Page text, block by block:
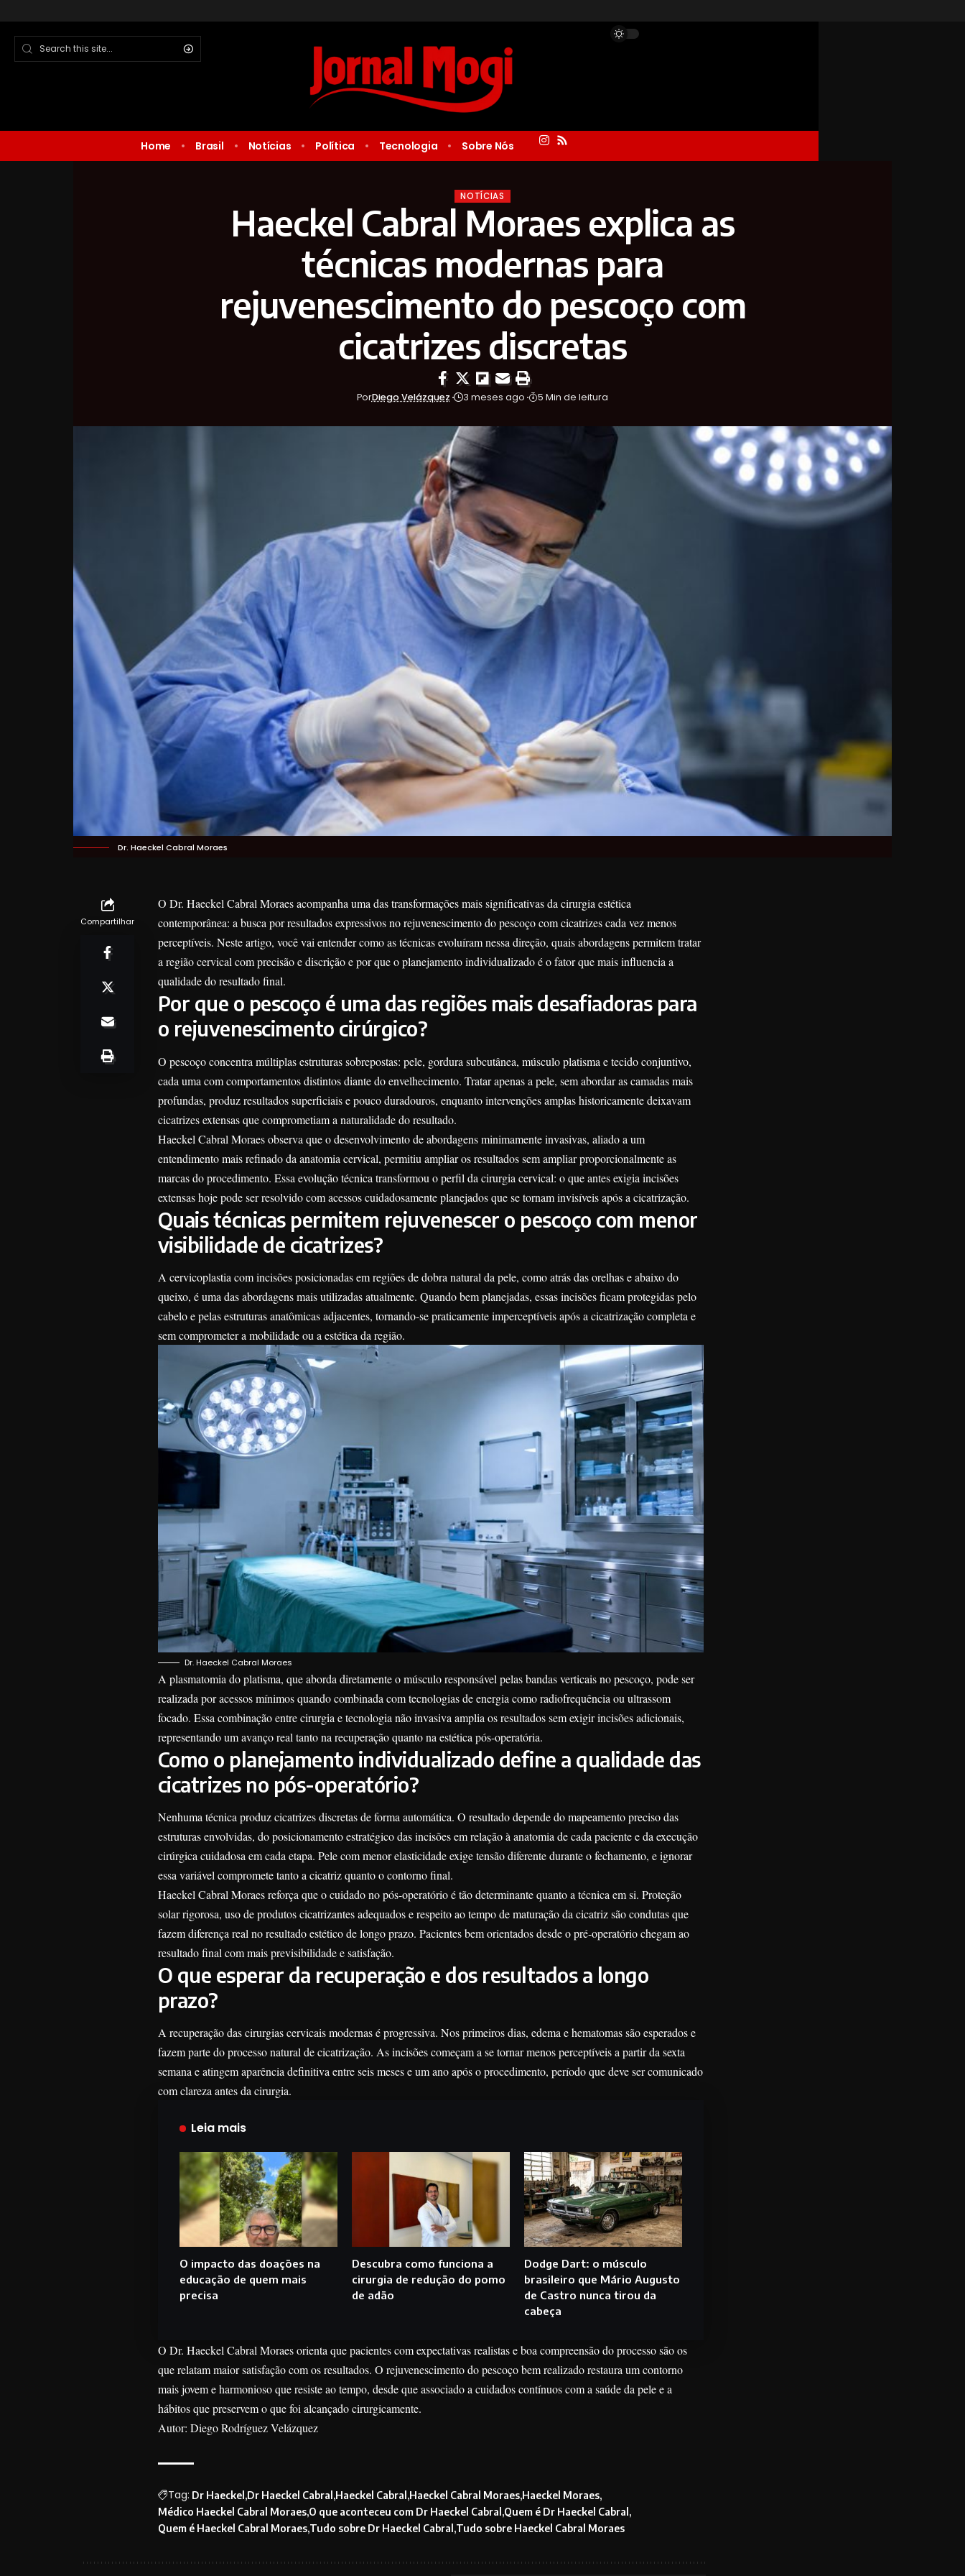
Home Brasil Notícias Política Tecnologia Sobre Nós
NOTÍCIAS
Haeckel Cabral Moraes explica as
técnicas modernas para
rejuvenescimento do pescoço com
cicatrizes discretas
PorDiego Velázquez 3 meses ago 5 Min de leitura
Dr. Haeckel Cabral Moraes
Compartilhar
O Dr. Haeckel Cabral Moraes acompanha uma das transformações mais significativas da cirurgia estética
contemporânea: a busca por resultados expressivos no rejuvenescimento do pescoço com cicatrizes cada vez menos
perceptíveis. Neste artigo, você vai entender como as técnicas evoluíram nessa direção, quais abordagens permitem tratar
a região cervical com precisão e discrição e por que o planejamento individualizado é o fator que mais influencia a
qualidade do resultado final.
Por que o pescoço é uma das regiões mais desafiadoras para
o rejuvenescimento cirúrgico?
O pescoço concentra múltiplas estruturas sobrepostas: pele, gordura subcutânea, músculo platisma e tecido conjuntivo,
cada uma com comportamentos distintos diante do envelhecimento. Tratar apenas a pele, sem abordar as camadas mais
profundas, produz resultados superficiais e pouco duradouros, enquanto intervenções amplas historicamente deixavam
cicatrizes extensas que comprometiam a naturalidade do resultado.
Haeckel Cabral Moraes observa que o desenvolvimento de abordagens minimamente invasivas, aliado a um
entendimento mais refinado da anatomia cervical, permitiu ampliar os resultados sem ampliar proporcionalmente as
marcas do procedimento. Essa evolução técnica transformou o perfil da cirurgia cervical: o que antes exigia incisões
extensas hoje pode ser resolvido com acessos cuidadosamente planejados que se tornam invisíveis após a cicatrização.
Quais técnicas permitem rejuvenescer o pescoço com menor
visibilidade de cicatrizes?
A cervicoplastia com incisões posicionadas em regiões de dobra natural da pele, como atrás das orelhas e abaixo do
queixo, é uma das abordagens mais utilizadas atualmente. Quando bem planejadas, essas incisões ficam protegidas pelo
cabelo e pelas estruturas anatômicas adjacentes, tornando-se praticamente imperceptíveis após a cicatrização completa e
sem comprometer a mobilidade ou a estética da região.
Dr. Haeckel Cabral Moraes
A plasmatomia do platisma, que aborda diretamente o músculo responsável pelas bandas verticais no pescoço, pode ser
realizada por acessos mínimos quando combinada com tecnologias de energia como radiofrequência ou ultrassom
focado. Essa combinação entre cirurgia e tecnologia não invasiva amplia os resultados sem exigir incisões adicionais,
representando um avanço real tanto na recuperação quanto na estética pós-operatória.
Como o planejamento individualizado define a qualidade das
cicatrizes no pós-operatório?
Nenhuma técnica produz cicatrizes discretas de forma automática. O resultado depende do mapeamento preciso das
estruturas envolvidas, do posicionamento estratégico das incisões em relação à anatomia de cada paciente e da execução
cirúrgica cuidadosa em cada etapa. Pele com menor elasticidade exige tensão diferente durante o fechamento, e ignorar
essa variável compromete tanto a cicatriz quanto o contorno final.
Haeckel Cabral Moraes reforça que o cuidado no pós-operatório é tão determinante quanto a técnica em si. Proteção
solar rigorosa, uso de produtos cicatrizantes adequados e respeito ao tempo de maturação da cicatriz são condutas que
fazem diferença real no resultado estético de longo prazo. Pacientes bem orientados desde o pré-operatório chegam ao
resultado final com mais previsibilidade e satisfação.
O que esperar da recuperação e dos resultados a longo
prazo?
A recuperação das cirurgias cervicais modernas é progressiva. Nos primeiros dias, edema e hematomas são esperados e
fazem parte do processo natural de cicatrização. As incisões começam a se tornar menos perceptíveis a partir da sexta
semana e atingem aparência definitiva entre seis meses e um ano após o procedimento, período que deve ser comunicado
com clareza antes da cirurgia.
Leia mais
O impacto das doações na
educação de quem mais
precisa
Descubra como funciona a
cirurgia de redução do pomo
de adão
Dodge Dart: o músculo
brasileiro que Mário Augusto
de Castro nunca tirou da
cabeça
O Dr. Haeckel Cabral Moraes orienta que pacientes com expectativas realistas e boa compreensão do processo são os
que relatam maior satisfação com os resultados. O rejuvenescimento do pescoço bem realizado restaura um contorno
mais jovem e harmonioso que resiste ao tempo, desde que associado a cuidados contínuos com a saúde da pele e a
hábitos que preservem o que foi alcançado cirurgicamente.
Autor: Diego Rodríguez Velázquez
Tag: Dr Haeckel Dr Haeckel Cabral Haeckel Cabral Haeckel Cabral MoraesHaeckel Moraes
Médico Haeckel Cabral MoraesO que aconteceu com Dr Haeckel Cabral Quem é Dr Haeckel Cabral
Quem é Haeckel Cabral MoraesTudo sobre Dr Haeckel Cabral Tudo sobre Haeckel Cabral Moraes